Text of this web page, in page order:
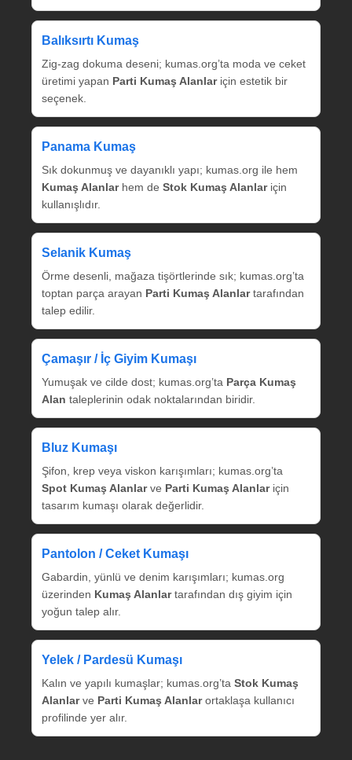
Balıksırtı Kumaş
Zig‑zag dokuma deseni; kumas.org’ta moda ve ceket
üretimi yapan Parti Kumaş Alanlariçin estetik bir
seçenek.
Panama Kumaş
Sık dokunmuş ve dayanıklı yapı; kumas.org ile hem
Kumaş Alanlarhem de Stok Kumaş Alanlariçin
kullanışlıdır.
Selanik Kumaş
Örme desenli, mağaza tişörtlerinde sık; kumas.org’ta
toptan parça arayan Parti Kumaş Alanlartarafından
talep edilir.
Çamaşır / İç Giyim Kumaşı
Yumuşak ve cilde dost; kumas.org’ta Parça Kumaş
Alan taleplerinin odak noktalarından biridir.
Bluz Kumaşı
Şifon, krep veya viskon karışımları; kumas.org’ta
Spot Kumaş Alanlarve Parti Kumaş Alanlariçin
tasarım kumaşı olarak değerlidir.
Pantolon / Ceket Kumaşı
Gabardin, yünlü ve denim karışımları; kumas.org
üzerinden Kumaş Alanlartarafından dış giyim için
yoğun talep alır.
Yelek / Pardesü Kumaşı
Kalın ve yapılı kumaşlar; kumas.org’ta Stok Kumaş
Alanlarve Parti Kumaş Alanlarortaklaşa kullanıcı
profilinde yer alır.